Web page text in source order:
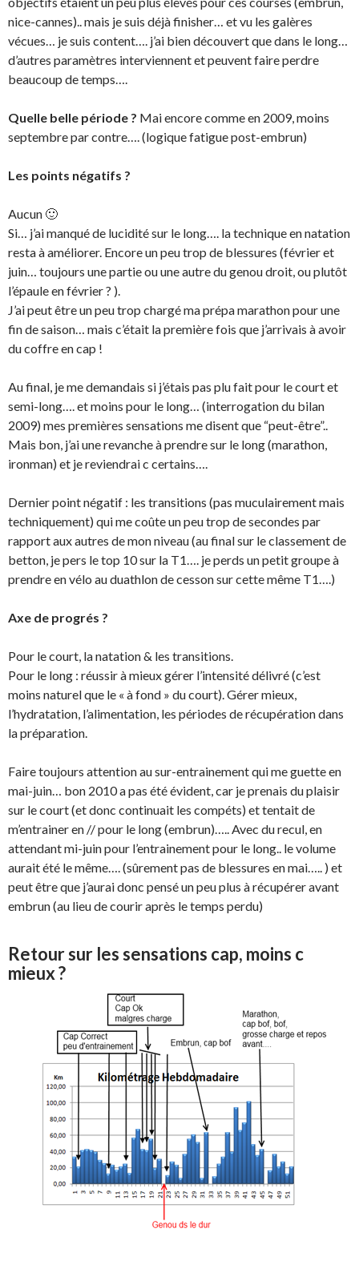
nice-cannes).. mais je suis déjà finisher… et vu les galères
vécues… je suis content…. j’ai bien découvert que dans le long…
d’autres paramètres interviennent et peuvent faire perdre
beaucoup de temps….
Quelle belle période ? Mai encore comme en 2009, moins
septembre par contre…. (logique fatigue post-embrun)
Les points négatifs ?
Aucun 🙂
Si… j’ai manqué de lucidité sur le long…. la technique en natation
resta à améliorer. Encore un peu trop de blessures (février et
juin… toujours une partie ou une autre du genou droit, ou plutôt
l’épaule en février ? ).
J’ai peut être un peu trop chargé ma prépa marathon pour une
fin de saison… mais c’était la première fois que j’arrivais à avoir
du coffre en cap !
Au final, je me demandais si j’étais pas plu fait pour le court et
semi-long…. et moins pour le long… (interrogation du bilan
2009) mes premières sensations me disent que “peut-être”..
Mais bon, j’ai une revanche à prendre sur le long (marathon,
ironman) et je reviendrai c certains….
Dernier point négatif : les transitions (pas muculairement mais
techniquement) qui me coûte un peu trop de secondes par
rapport aux autres de mon niveau (au final sur le classement de
betton, je pers le top 10 sur la T1…. je perds un petit groupe à
prendre en vélo au duathlon de cesson sur cette même T1….)
Axe de progrés ?
Pour le court, la natation & les transitions.
Pour le long : réussir à mieux gérer l’intensité délivré (c’est
moins naturel que le « à fond » du court). Gérer mieux,
l’hydratation, l’alimentation, les périodes de récupération dans
la préparation.
Faire toujours attention au sur-entrainement qui me guette en
mai-juin… bon 2010 a pas été évident, car je prenais du plaisir
sur le court (et donc continuait les compéts) et tentait de
m’entrainer en // pour le long (embrun)….. Avec du recul, en
attendant mi-juin pour l’entrainement pour le long.. le volume
aurait été le même…. (sûrement pas de blessures en mai….. ) et
peut être que j’aurai donc pensé un peu plus à récupérer avant
embrun (au lieu de courir après le temps perdu)
Retour sur les sensations cap, moins c
mieux ?